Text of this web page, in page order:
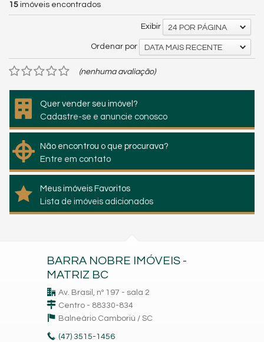
15 imóveis encontrados
Exibir 24 POR PÁGINA
Ordenar por DATA MAIS RECENTE
(nenhuma avaliação)
Quer vender seu imóvel?
Cadastre-se e anuncie conosco
Não encontrou o que procurava?
Entre em contato
Meus imóveis Favoritos
Lista de imóveis adicionados
BARRA NOBRE IMÓVEIS -
MATRIZ BC
Av. Brasil, nº 197 - sala 2
Centro - 88330-834
Balneário Camboriú / SC
(47) 3515-1456